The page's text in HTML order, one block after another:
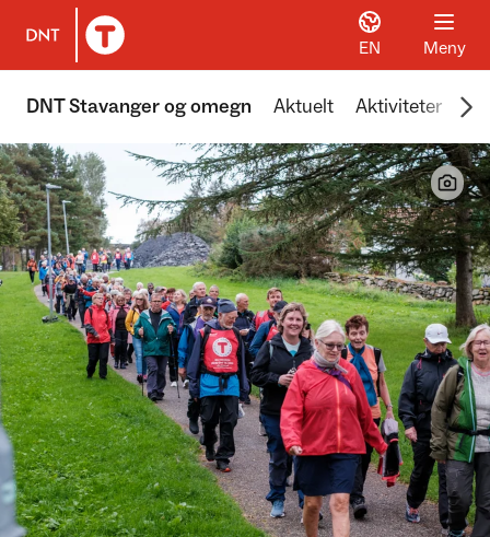
Til DNT.no forside
EN Meny
DNT Stavanger og omegn Aktuelt Aktiviteter